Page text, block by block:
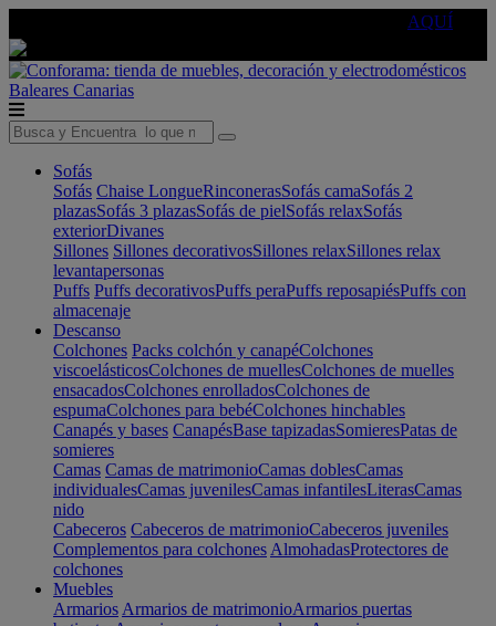
AQUÍ
Baleares Canarias
Sofás
Sofás Chaise LongueRinconerasSofás camaSofás 2
plazasSofás 3 plazasSofás de pielSofás relaxSofás
exteriorDivanes
Sillones Sillones decorativosSillones relaxSillones relax
levantapersonas
Puffs Puffs decorativosPuffs peraPuffs reposapiésPuffs con
almacenaje
Descanso
Colchones Packs colchón y canapéColchones
viscoelásticosColchones de muellesColchones de muelles
ensacadosColchones enrolladosColchones de
espumaColchones para bebéColchones hinchables
Canapés y bases CanapésBase tapizadasSomieresPatas de
somieres
Camas Camas de matrimonioCamas doblesCamas
individualesCamas juvenilesCamas infantilesLiterasCamas
nido
Cabeceros Cabeceros de matrimonioCabeceros juveniles
Complementos para colchones AlmohadasProtectores de
colchones
Muebles
Armarios Armarios de matrimonioArmarios puertas